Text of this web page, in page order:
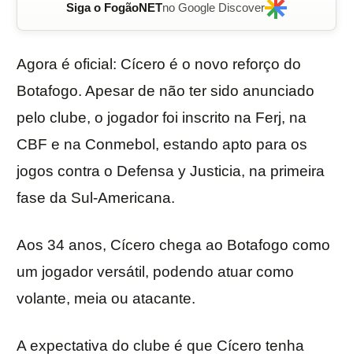
Siga o FogãoNETno Google Discover
Agora é oficial: Cícero é o novo reforço do
Botafogo. Apesar de não ter sido anunciado
pelo clube, o jogador foi inscrito na Ferj, na
CBF e na Conmebol, estando apto para os
jogos contra o Defensa y Justicia, na primeira
fase da Sul-Americana.
Aos 34 anos, Cícero chega ao Botafogo como
um jogador versátil, podendo atuar como
volante, meia ou atacante.
A expectativa do clube é que Cícero tenha